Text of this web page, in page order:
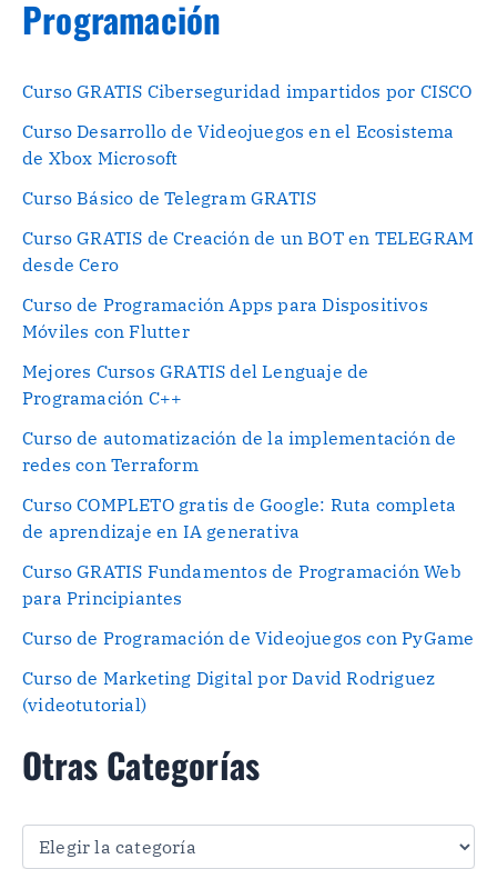
Programación
Curso GRATIS Ciberseguridad impartidos por CISCO
Curso Desarrollo de Videojuegos en el Ecosistema
de Xbox Microsoft
Curso Básico de Telegram GRATIS
Curso GRATIS de Creación de un BOT en TELEGRAM
desde Cero
Curso de Programación Apps para Dispositivos
Móviles con Flutter
Mejores Cursos GRATIS del Lenguaje de
Programación C++
Curso de automatización de la implementación de
redes con Terraform
Curso COMPLETO gratis de Google: Ruta completa
de aprendizaje en IA generativa
Curso GRATIS Fundamentos de Programación Web
para Principiantes
Curso de Programación de Videojuegos con PyGame
Curso de Marketing Digital por David Rodriguez
(videotutorial)
Otras Categorías
O